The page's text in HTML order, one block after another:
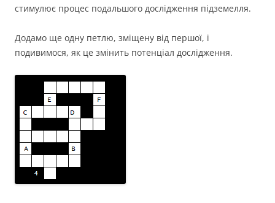
стимулює процес подальшого дослідження підземелля.
Додамо ще одну петлю, зміщену від першої, і
подивимося, як це змінить потенціал дослідження.